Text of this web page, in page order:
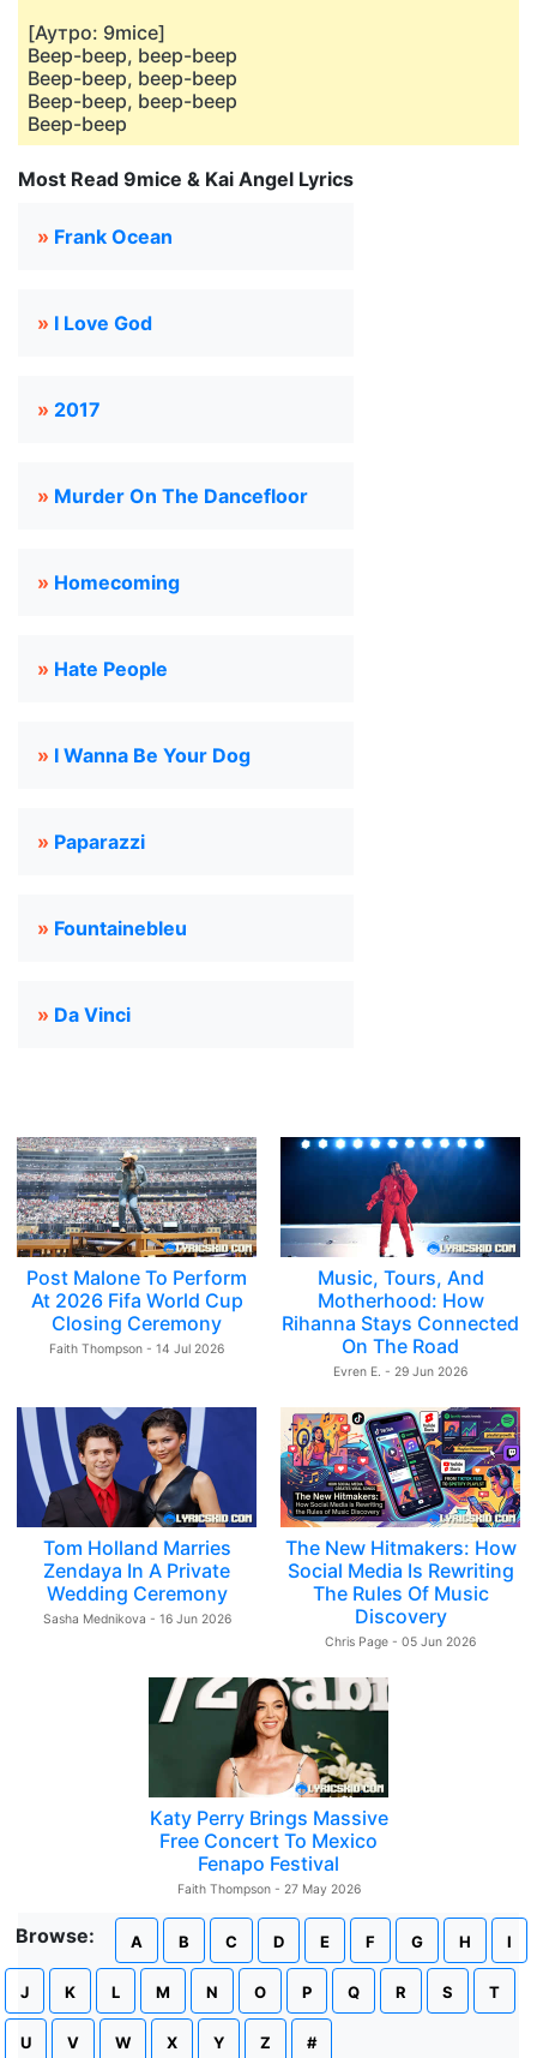
[Аутро: 9mice]
Beep-beep, beep-beep
Beep-beep, beep-beep
Beep-beep, beep-beep
Beep-beep
Most Read 9mice & Kai Angel Lyrics
» Frank Ocean
» I Love God
» 2017
» Murder On The Dancefloor
» Homecoming
» Hate People
» I Wanna Be Your Dog
» Paparazzi
» Fountainebleu
» Da Vinci
Post Malone To Perform
At 2026 Fifa World Cup
Closing Ceremony
Faith Thompson - 14 Jul 2026
Music, Tours, And
Motherhood: How
Rihanna Stays Connected
On The Road
Evren E. - 29 Jun 2026
Tom Holland Marries
Zendaya In A Private
Wedding Ceremony
Sasha Mednikova - 16 Jun 2026
The New Hitmakers: How
Social Media Is Rewriting
The Rules Of Music
Discovery
Chris Page - 05 Jun 2026
Katy Perry Brings Massive
Free Concert To Mexico
Fenapo Festival
Faith Thompson - 27 May 2026
Browse: A B C D E F G H I
J K L M N O P Q R S T
U V W X Y Z #